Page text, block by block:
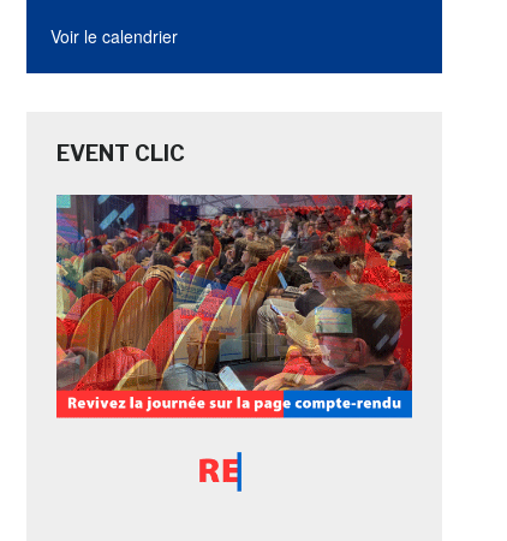
Voir le calendrier
EVENT CLIC